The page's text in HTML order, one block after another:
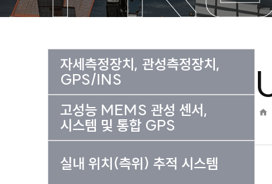
자세측정장치, 관성측정장치,
GPS/INS
고성능 MEMS 관성 센서,
시스템 및 통합 GPS
실내 위치(측위) 추적 시스템